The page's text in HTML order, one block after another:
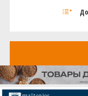
Dry Malt Extract -
Magnum
Дрожжи